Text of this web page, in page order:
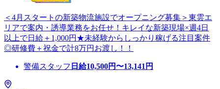
＜4月スタートの新築物流施設でオープニング募集＞東雲エ
リアで案内・誘導業務をお任せ！キレイな新築現場×週4日
以上で日給＋1,000円★未経験からしっかり稼げる注目案件
◎研修費＋祝金で計8万円お渡し！！
警備スタッフ 日給10,500円〜13,141 円